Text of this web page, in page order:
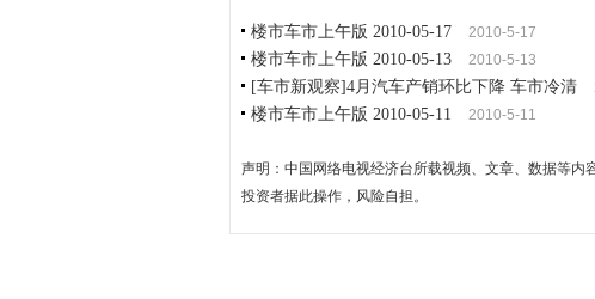
楼市车市上午版 2010-05-17 2010-5-17
楼市车市上午版 2010-05-13 2010-5-13
[车市新观察]4月汽车产销环比下降 车市冷清
楼市车市上午版 2010-05-11 2010-5-11
声明：中国网络电视经济台所载视频、文章、数据等内
投资者据此操作，风险自担。